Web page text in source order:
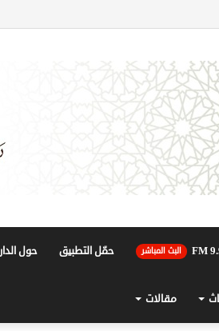
البث المباشر حمّل التطبيق حول الدار
مقالات